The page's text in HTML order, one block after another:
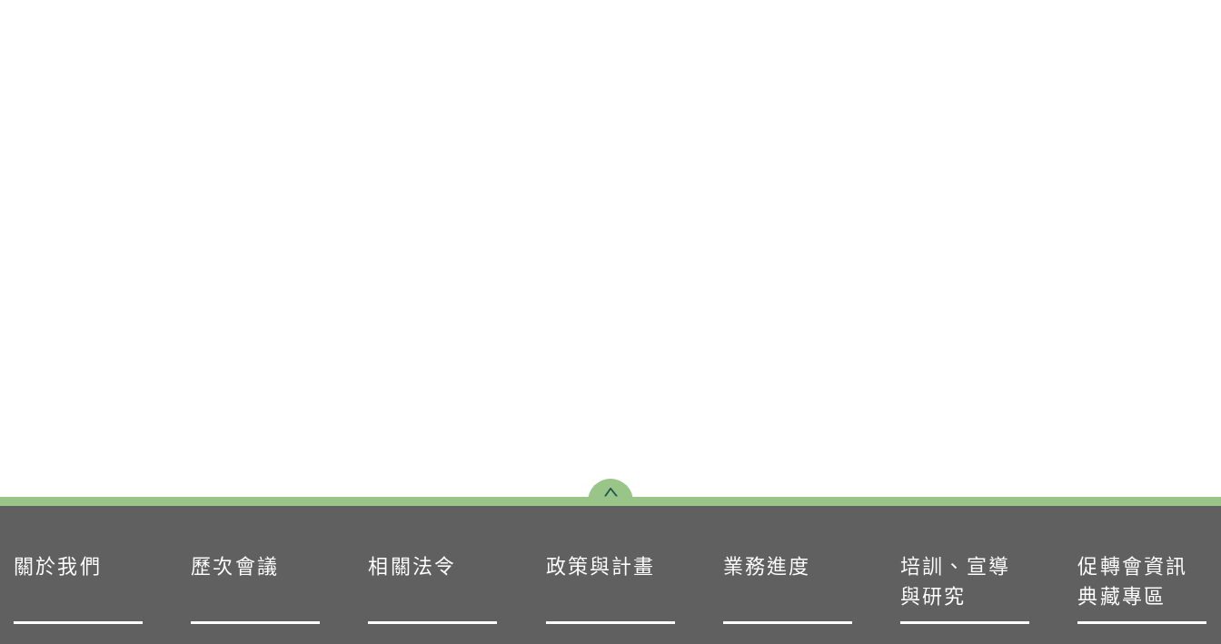
關於我們 歷次會議 相關法令 政策與計畫 業務進度
培訓、宣導
與研究
促轉會資訊
典藏專區